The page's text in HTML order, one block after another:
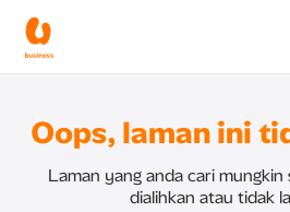
Oops, laman ini
Laman yang anda cari
dialihkan atau tidak